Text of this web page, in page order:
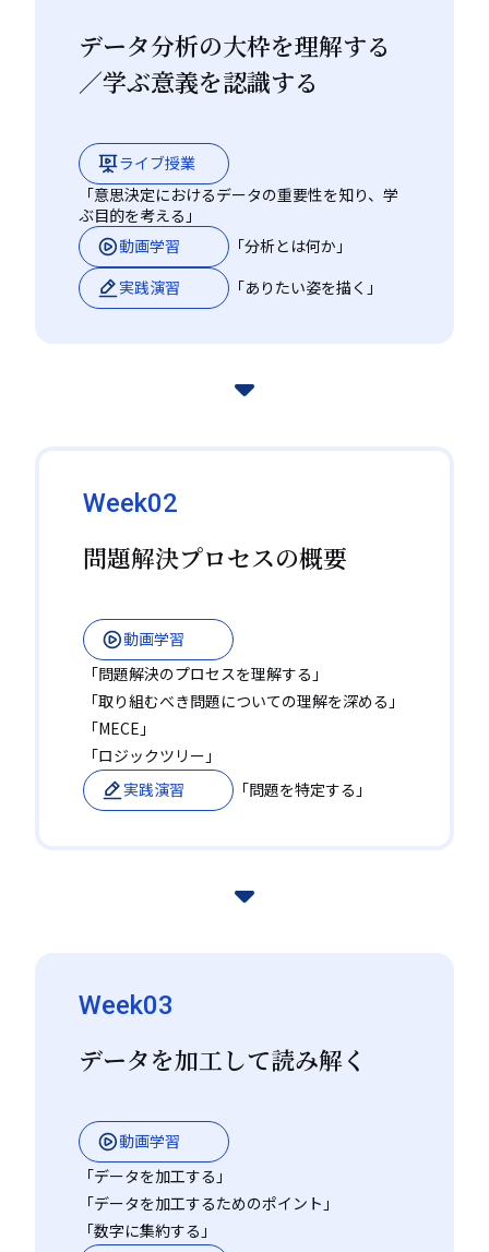
かつ好きな時に自分のペー
スで学び、仕事で実践・活
用する一歩を踏み出せる内
グロービス経営大学院ナノ単
ムをベースに、不動の人気を誇る「クリティカル・シンキ
必須のスキルを鍛える講座をご用意しました。
即実践につながるアウトプット重
視の学習
ビジネススキルのフレームワークを頭で理解するだけで
なく、実際の事例を多く活用し学習することで、実務の
中で試し、成果につなげることを目的にした講座です。
毎週多くのケースを元に学習し、記述式学習とグループワ
ワークや受講生限定ポータルサイトにて、学生同士のフ
多く開催されました。
データ分析の大枠を理解する
／学ぶ意義を認識する
ライブ授業
「意思決定におけるデータの重要性を知り、学
ぶ目的を考える」
動画学習
「分析とは何か」
実践演習
「ありたい姿を描く」
Week02
問題解決プロセスの概要
動画学習
「問題解決のプロセスを理解する」
「取り組むべき問題についての理解を深める」
「MECE」
「ロジックツリー」
実践演習
「問題を特定する」
Week03
データを加工して読み解く
動画学習
「データを加工する」
「データを加工するためのポイント」
「数字に集約する」